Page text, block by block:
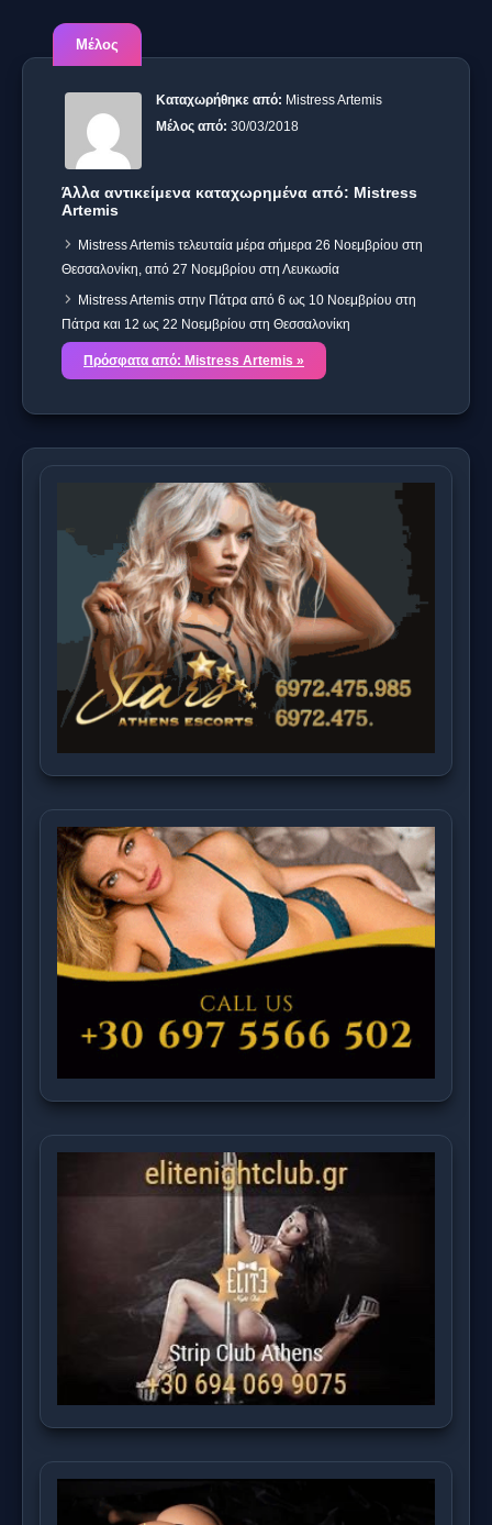
Μέλος
Καταχωρήθηκε από: Mistress Artemis
Μέλος από: 30/03/2018
Άλλα αντικείμενα καταχωρημένα από: Mistress
Artemis
Mistress Artemis τελευταία μέρα σήμερα 26 Νοεμβρίου στη
Θεσσαλονίκη, από 27 Νοεμβρίου στη Λευκωσία
Mistress Artemis στην Πάτρα από 6 ως 10 Νοεμβρίου στη
Πάτρα και 12 ως 22 Νοεμβρίου στη Θεσσαλονίκη
Πρόσφατα από: Mistress Artemis »